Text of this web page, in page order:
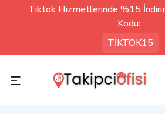
Tiktok Hizmetlerinde %15
Kodu:
TİKTOK15